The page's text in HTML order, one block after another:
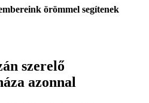
örömmel segítenek
szerelő
azonnal